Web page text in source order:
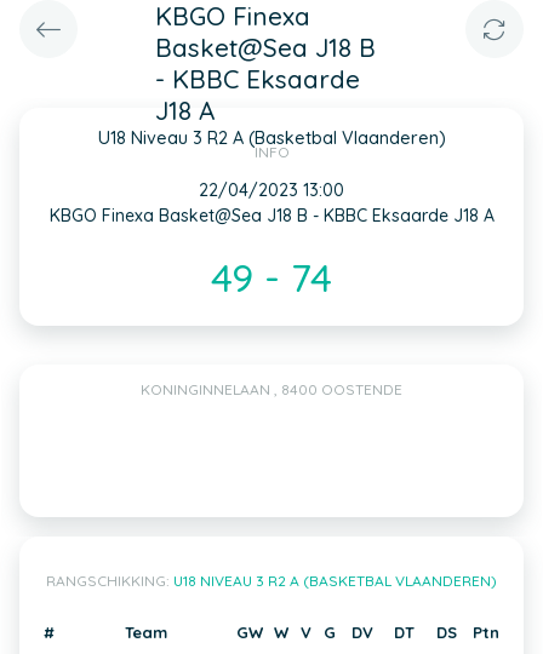
KBGO Finexa
Basket@Sea J18 B
- KBBC Eksaarde
J18 A
U18 Niveau 3 R2 A (Basketbal Vlaanderen)
INFO
22/04/2023 13:00
KBGO Finexa Basket@Sea J18 B - KBBC Eksaarde J18 A
49 - 74
KONINGINNELAAN , 8400 OOSTENDE
RANGSCHIKKING: U18 NIVEAU 3 R2 A (BASKETBAL VLAANDEREN)
# Team GW W V G DV DT DS Ptn